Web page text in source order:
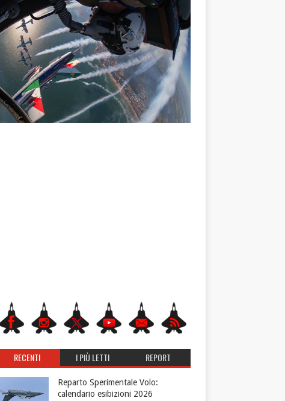
RECENTI I PIÙ LETTI REPORT
Reparto Sperimentale Volo:
calendario esibizioni 2026